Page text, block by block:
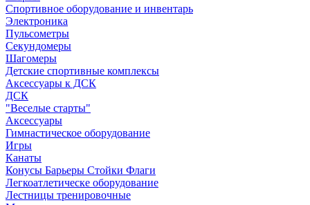
Спортивное оборудование и инвентарь
Электроника
Пульсометры
Секундомеры
Шагомеры
Детские спортивные комплексы
Аксессуары к ДСК
ДСК
"Веселые старты"
Аксессуары
Гимнастическое оборудование
Игры
Канаты
Конусы Барьеры Стойки Флаги
Легкоатлетическе оборудование
Лестницы тренировочные